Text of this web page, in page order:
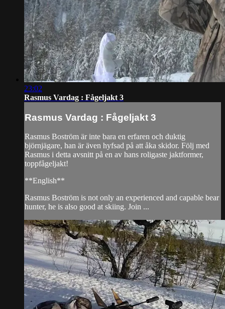
23:02
Rasmus Vardag : Fågeljakt 3
Rasmus Vardag : Fågeljakt 3
Rasmus Boström är inte bara en erfaren och duktig
björnjägare, han är även hyfsad på att åka skidor. Följ med
Rasmus i detta avsnitt på en av hans roligaste jaktformer,
toppfågeljakt!
**English**
Rasmus Boström is not only an experienced and capable bear
hunter, he is also good at skiing. Join ...